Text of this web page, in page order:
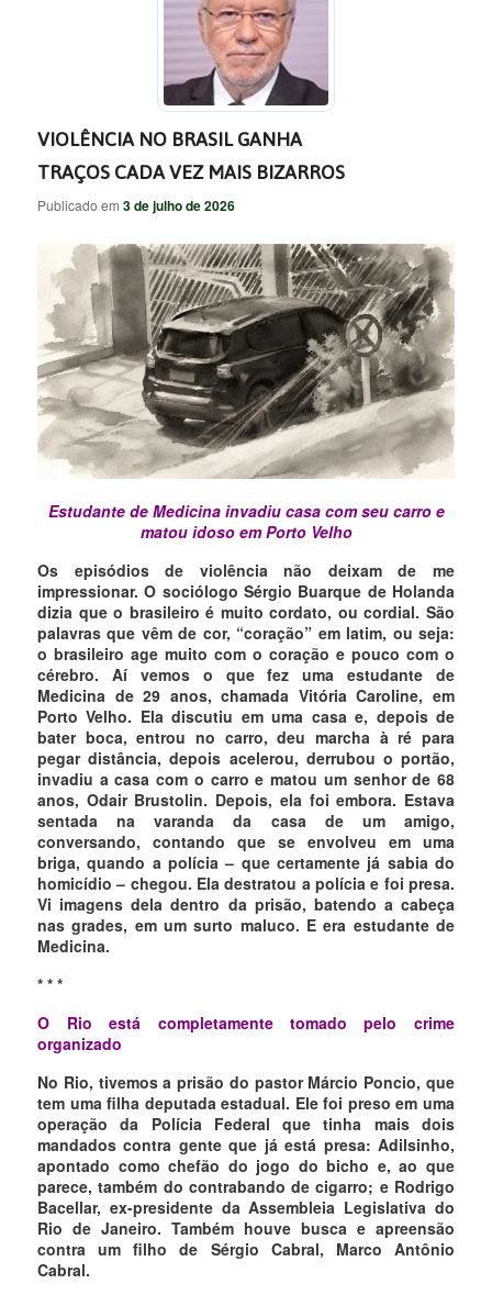
VIOLÊNCIA NO BRASIL GANHA
TRAÇOS CADA VEZ MAIS BIZARROS
Publicado em3 de julho de 2026
Estudante de Medicina invadiu casa com seu carro e
matou idoso em Porto Velho
Os episódios de violência não deixam de me
impressionar. O sociólogo Sérgio Buarque de Holanda
dizia que o brasileiro é muito cordato, ou cordial. São
palavras que vêm de cor, “coração” em latim, ou seja:
o brasileiro age muito com o coração e pouco com o
cérebro. Aí vemos o que fez uma estudante de
Medicina de 29 anos, chamada Vitória Caroline, em
Porto Velho. Ela discutiu em uma casa e, depois de
bater boca, entrou no carro, deu marcha à ré para
pegar distância, depois acelerou, derrubou o portão,
invadiu a casa com o carro e matou um senhor de 68
anos, Odair Brustolin. Depois, ela foi embora. Estava
sentada na varanda da casa de um amigo,
conversando, contando que se envolveu em uma
briga, quando a polícia – que certamente já sabia do
homicídio – chegou. Ela destratou a polícia e foi presa.
Vi imagens dela dentro da prisão, batendo a cabeça
nas grades, em um surto maluco. E era estudante de
Medicina.
* * *
O Rio está completamente tomado pelo crime
organizado
No Rio, tivemos a prisão do pastor Márcio Poncio, que
tem uma filha deputada estadual. Ele foi preso em uma
operação da Polícia Federal que tinha mais dois
mandados contra gente que já está presa: Adilsinho,
apontado como chefão do jogo do bicho e, ao que
parece, também do contrabando de cigarro; e Rodrigo
Bacellar, ex-presidente da Assembleia Legislativa do
Rio de Janeiro. Também houve busca e apreensão
contra um filho de Sérgio Cabral, Marco Antônio
Cabral.